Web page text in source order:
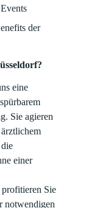
der
eine
Sie agieren
einer
Sie
notwendigen